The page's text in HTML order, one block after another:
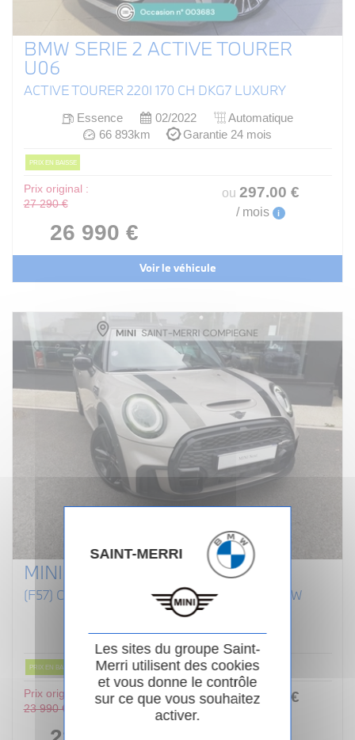
BMW SERIE 2 ACTIVE TOURER
U06
ACTIVE TOURER 220I 170 CH DKG7 LUXURY
Essence 02/2022
Automatique
66 893km
Garantie 24 mois
PRIX EN BAISSE
Prix original :
27 290 €
26 990 €
ou 297.00 €
/ mois i
Voir le véhicule
MINI CABRIOLET F57 LCI II
(F57) COOPER S 192 CABRIOLET FINITION JCW
PRIX EN BAISSE
Prix original :
23 990 €
ou253 €
SAINT-MERRI
Les sites du groupe Saint-
Merri utilisent des cookies
et vous donne le contrôle
sur ce que vous souhaitez
activer.